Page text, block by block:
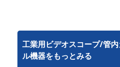
工業用ビデオスコープ/管
ル機器をもっとみる